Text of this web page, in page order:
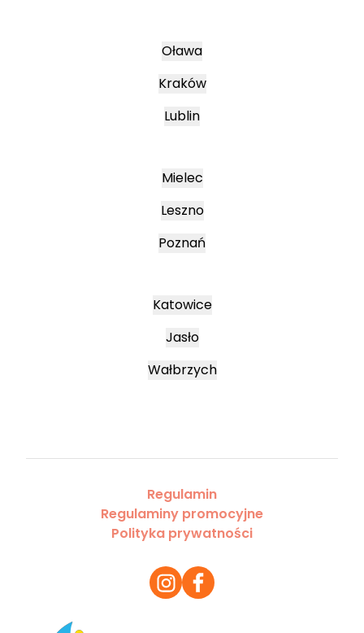
Oława
Kraków
Lublin
Mielec
Leszno
Poznań
Katowice
Jasło
Wałbrzych
Regulamin
Regulaminy promocyjne
Polityka prywatności